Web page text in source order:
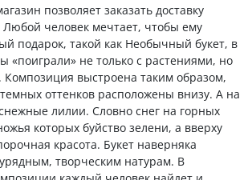
позволяет заказать доставку
Любой человек мечтает, чтобы ему
подарок, такой как Необычный букет, в
«поиграли» не только с растениями, но
Композиция выстроена таким образом,
оттенков расположены внизу. А на
лилии. Словно снег на горных
которых буйство зелени, а вверху
красота. Букет наверняка
творческим натурам. В